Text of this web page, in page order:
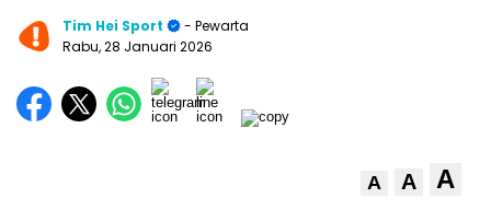
Tim Hei Sport
- Pewarta
Rabu, 28 Januari 2026
A A A